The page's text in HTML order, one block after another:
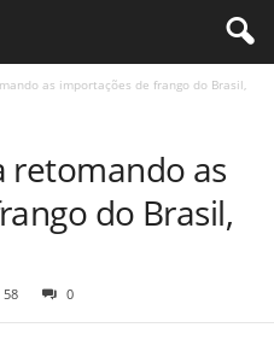
as importações de frango do Brasil,
retomando as
do Brasil,
58 0